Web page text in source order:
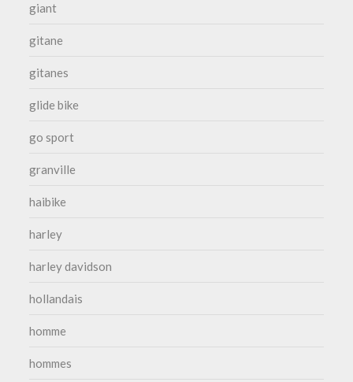
giant
gitane
gitanes
glide bike
go sport
granville
haibike
harley
harley davidson
hollandais
homme
hommes